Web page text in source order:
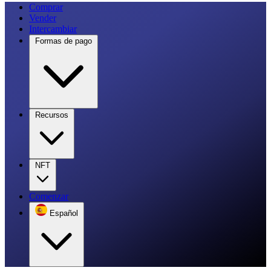
Comprar
Vender
Intercambiar
Formas de pago
Recursos
NFT
Comenzar
Español